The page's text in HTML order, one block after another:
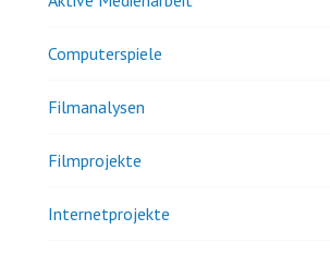
Computerspiele
Filmanalysen
Filmprojekte
Internetprojekte